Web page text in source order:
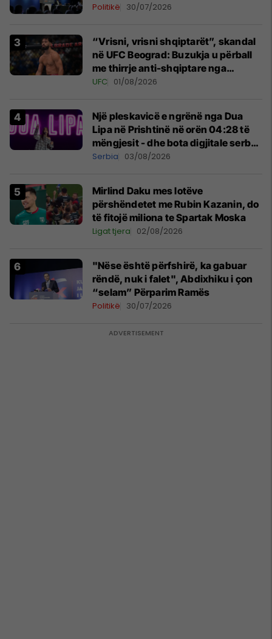
Politikë 30/07/2026
“Vrisni, vrisni shqiptarët”, skandal
në UFC Beograd: Buzukja u përball
me thirrje anti-shqiptare nga
tribunat
UFC 01/08/2026
Një pleskavicë e ngrënë nga Dua
Lipa në Prishtinë në orën 04:28 të
mëngjesit - dhe bota digjitale serbe
shpall gjendjen e luftës
Serbia 03/08/2026
Mirlind Daku mes lotëve
përshëndetet me Rubin Kazanin, do
të fitojë miliona te Spartak Moska
Ligat tjera 02/08/2026
"Nëse është përfshirë, ka gabuar
rëndë, nuk i falet", Abdixhiku i çon
“selam” Përparim Ramës
Politikë 30/07/2026